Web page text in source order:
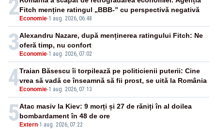
2 Economie-1 aug. 2026, 06:48
Fitch menține ratingul „BBB-” cu perspectivă negativă
3 Economie-1 aug. 2026, 07:02
Alexandru Nazare, după menținerea ratingului Fitch: Ne
oferă timp, nu confort
4 Economie-1 aug. 2026, 07:13
Traian Băsescu îi torpilează pe politicienii puterii: Cine
vrea să vadă ce înseamnă să fii prost, se uită la România
5 Extern-1 aug. 2026, 07:22
Atac masiv la Kiev: 9 morți și 27 de răniți în al doilea
bombardament în 48 de ore